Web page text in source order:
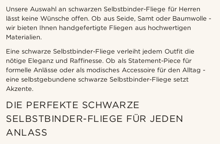
Unsere Auswahl an schwarzen Selbstbinder-Fliege für Herren
lässt keine Wünsche offen. Ob aus Seide, Samt oder Baumwolle -
wir bieten Ihnen handgefertigte Fliegen aus hochwertigen
Materialien.
Eine schwarze Selbstbinder-Fliege verleiht jedem Outfit die
nötige Eleganz und Raffinesse. Ob als Statement-Piece für
formelle Anlässe oder als modisches Accessoire für den Alltag -
eine selbstgebundene schwarze Selbstbinder-Fliege setzt
Akzente.
DIE PERFEKTE SCHWARZE
SELBSTBINDER-FLIEGE FÜR JEDEN
ANLASS